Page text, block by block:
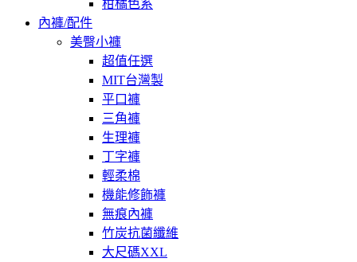
柑橘色系
內褲/配件
美臀小褲
超值任選
MIT台灣製
平口褲
三角褲
生理褲
丁字褲
輕柔棉
機能修飾褲
無痕內褲
竹炭抗菌纖維
大尺碼XXL